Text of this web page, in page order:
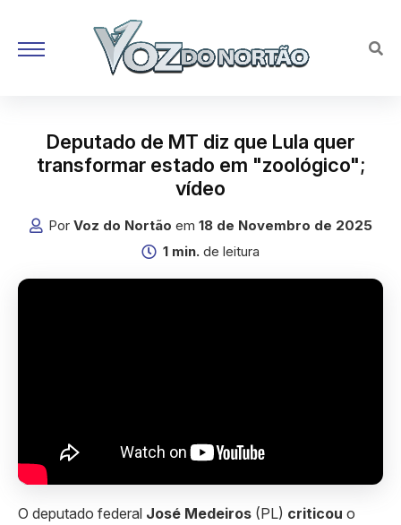
Deputado de MT diz que Lula quer
transformar estado em "zoológico";
vídeo
Por Voz do Nortão em 18 de Novembro de 2025
1 min. de leitura
O deputado federal José Medeiros (PL) criticou o